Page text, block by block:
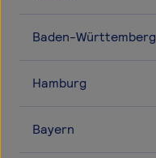
Baden-Württemberg
Hamburg
Bayern